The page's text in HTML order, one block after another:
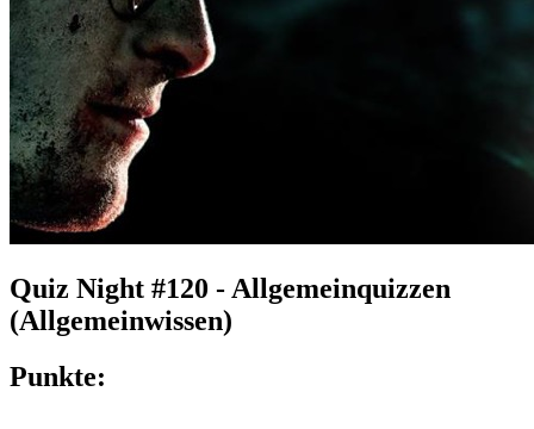
Quiz Night #120 - Allgemeinquizzen
(Allgemeinwissen)
Punkte: